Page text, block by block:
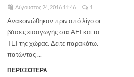
Αύγουστος 24, 2016 11:46 1
Ανακοινώθηκαν πριν από λίγο οι
βάσεις εισαγωγής στα ΑΕΙ και τα
ΤΕΙ της χώρας. Δείτε παρακάτω,
πατώντας ...
ΠΕΡΙΣΣΟΤΕΡΑ